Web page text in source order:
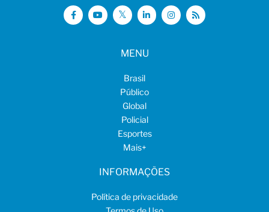
MENU
Brasil
Público
Global
Policial
Esportes
Mais+
INFORMAÇÕES
Política de privacidade